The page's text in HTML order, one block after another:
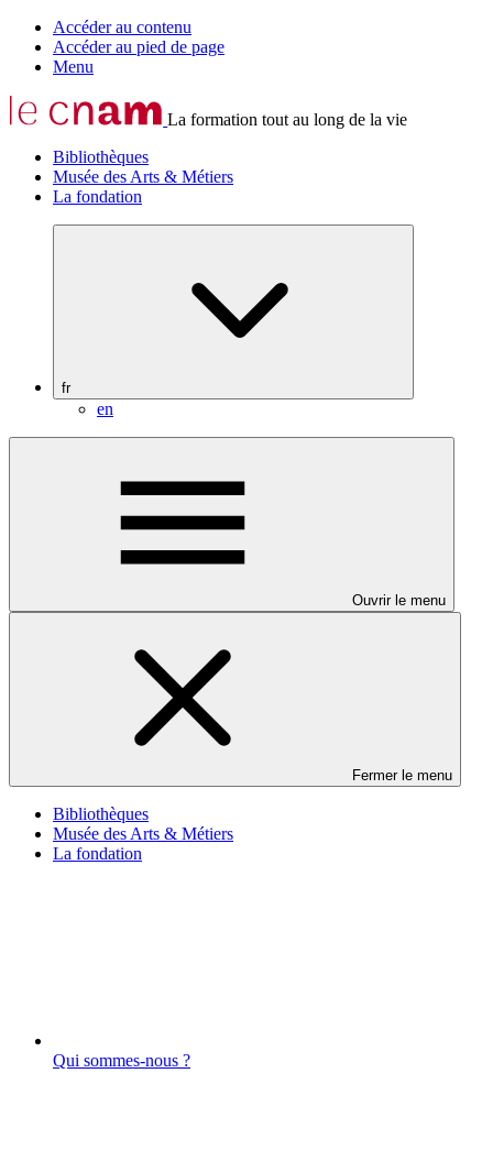
Accéder au contenu
Accéder au pied de page
Menu
La formation tout au long de la vie
Bibliothèques
Musée des Arts & Métiers
La fondation
fr
en
Ouvrir le menu
Fermer le menu
Bibliothèques
Musée des Arts & Métiers
La fondation
Qui sommes-nous ?